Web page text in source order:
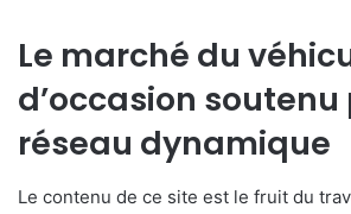
Le marché du
d’occasion soutenu
réseau dynamique
Le contenu de ce site est le fruit du